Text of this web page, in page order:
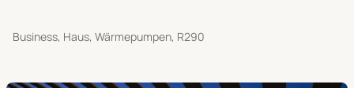
Business, Haus, Wärmepumpen, R290